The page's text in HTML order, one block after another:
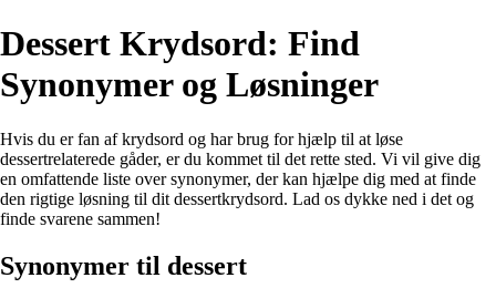
Dessert Krydsord: Find
Synonymer og Løsninger
Hvis du er fan af krydsord og har brug for hjælp til at løse
dessertrelaterede gåder, er du kommet til det rette sted. Vi vil give dig
en omfattende liste over synonymer, der kan hjælpe dig med at finde
den rigtige løsning til dit dessertkrydsord. Lad os dykke ned i det og
finde svarene sammen!
Synonymer til dessert